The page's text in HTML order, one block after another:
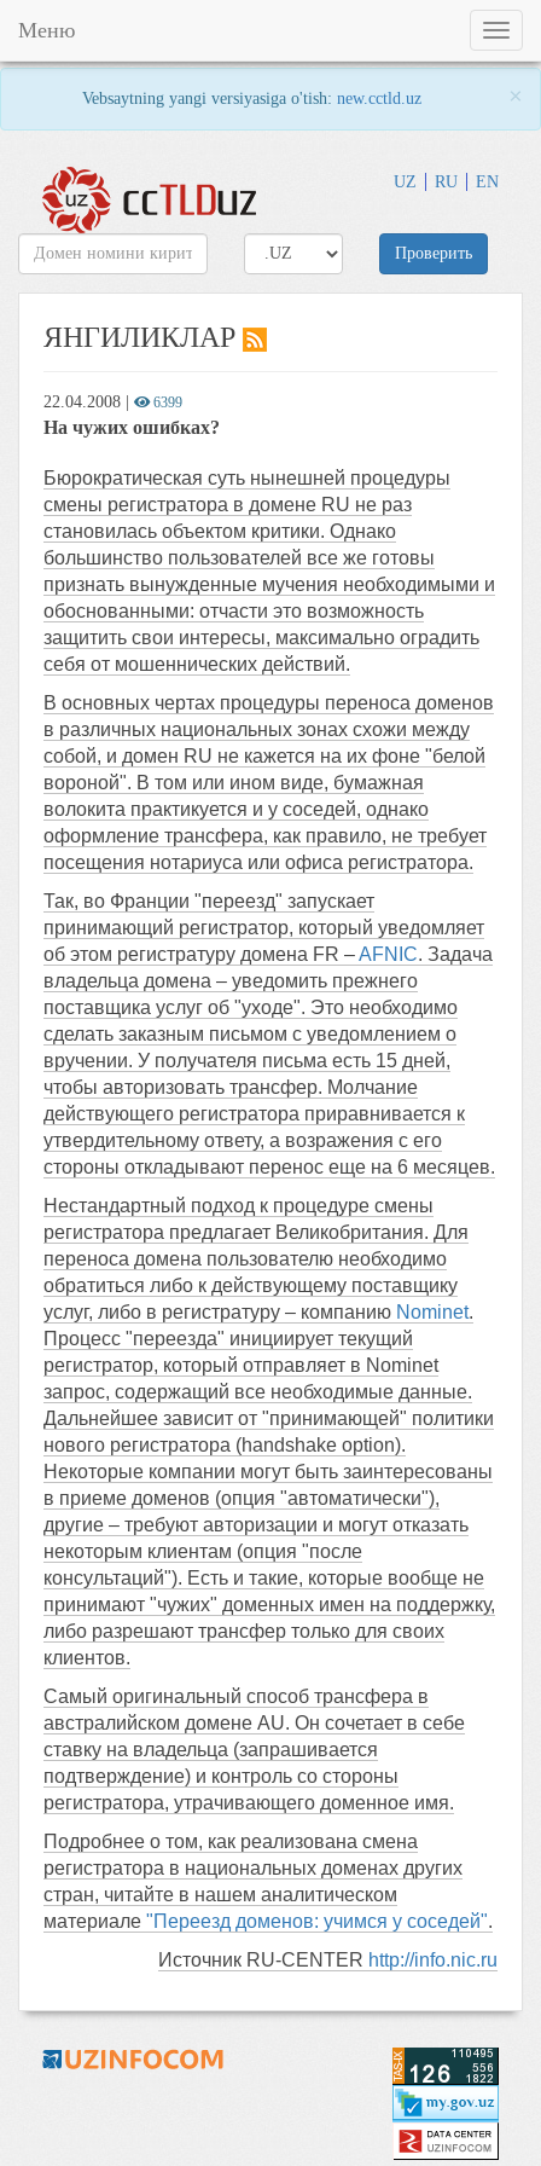
Vebsaytning yangi versiyasiga o'tish: new.cctld.uz ×
UZ RU EN
Toggle
Меню
Проверить
ЯНГИЛИКЛАР
22.04.2008 6399
На чужих ошибках?
Бюрократическая суть нынешней процедуры
смены регистратора в домене RU не раз
становилась объектом критики. Однако
большинство пользователей все же готовы
признать вынужденные мучения необходимыми и
обоснованными: отчасти это возможность
защитить свои интересы, максимально оградить
себя от мошеннических действий.
В основных чертах процедуры переноса доменов
в различных национальных зонах схожи между
собой, и домен RU не кажется на их фоне "белой
вороной". В том или ином виде, бумажная
волокита практикуется и у соседей, однако
оформление трансфера, как правило, не требует
посещения нотариуса или офиса регистратора.
Так, во Франции "переезд" запускает
принимающий регистратор, который уведомляет
об этом регистратуру домена FR –AFNIC. Задача
владельца домена – уведомить прежнего
поставщика услуг об "уходе". Это необходимо
сделать заказным письмом с уведомлением о
вручении. У получателя письма есть 15 дней,
чтобы авторизовать трансфер. Молчание
действующего регистратора приравнивается к
утвердительному ответу, а возражения с его
стороны откладывают перенос еще на 6 месяцев.
Нестандартный подход к процедуре смены
регистратора предлагает Великобритания. Для
переноса домена пользователю необходимо
обратиться либо к действующему поставщику
услуг, либо в регистратуру – компанию Nominet.
Процесс "переезда" инициирует текущий
регистратор, который отправляет в Nominet
запрос, содержащий все необходимые данные.
Дальнейшее зависит от "принимающей" политики
нового регистратора (handshake option).
Некоторые компании могут быть заинтересованы
в приеме доменов (опция "автоматически"),
другие – требуют авторизации и могут отказать
некоторым клиентам (опция "после
консультаций"). Есть и такие, которые вообще не
принимают "чужих" доменных имен на поддержку,
либо разрешают трансфер только для своих
клиентов.
Самый оригинальный способ трансфера в
австралийском домене AU. Он сочетает в себе
ставку на владельца (запрашивается
подтверждение) и контроль со стороны
регистратора, утрачивающего доменное имя.
Подробнее о том, как реализована смена
регистратора в национальных доменах других
стран, читайте в нашем аналитическом
материале "Переезд доменов: учимся у соседей".
Источник RU-CENTER http://info.nic.ru